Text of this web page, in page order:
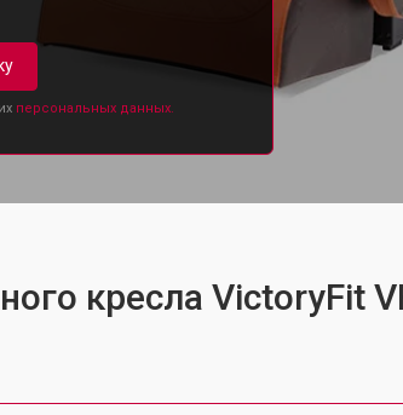
персональных данных.
кресла VictoryFit